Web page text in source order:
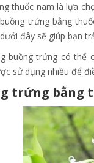
thuốc nam là lựa
trứng bằng
đây sẽ giúp bạn
buồng trứng có
sử dụng nhiều để
trứng bằng